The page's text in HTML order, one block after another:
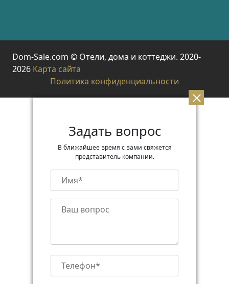
Dom-Sale.com © Отели, дома и коттеджи. 2020-
2026 Карта сайта
Политика конфиденциальности
Задать вопрос
В ближайшее время с вами свяжется
представитель компании.